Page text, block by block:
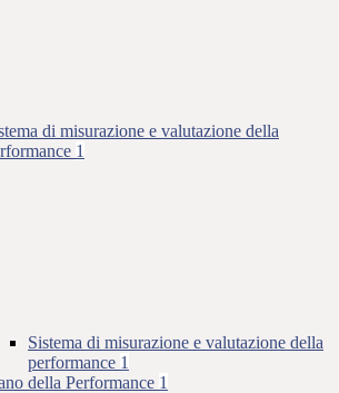
di misurazione e valutazione della
1
Sistema di misurazione e valutazione della
performance 1
della Performance 1